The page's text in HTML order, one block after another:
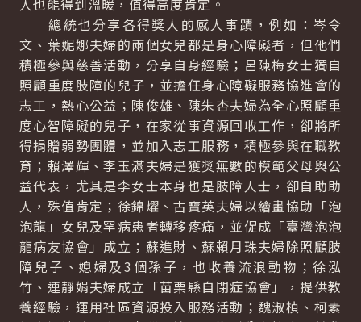
人也能得到溫暖，值得高度肯定。
總統也分享各得獎人的感人事蹟，例如：岑令
文、葉妮娜夫婦的兩個女兒都是身心障礙者，但他們
積極參與慈善活動，分享自身經驗；呂陳梅女士獨自
照顧重度肢障的兒子，並擔任身心障礙服務協進會的
志工，熱心公益；陳俊雄、陳朱杏夫婦為全心照顧重
度心智障礙的兒子，在家從事資源回收工作，卻將所
得捐贈弱勢團體，並加入志工服務，積極參與在職教
育；賴澤輝、李玉滿夫婦是獲獎無數的模範父母與公
益代表，尤其是李女士本身也是肢障人士，卻自助助
人，殊值肯定；徐錦燿、古寶英夫婦以繪畫協助「泡
泡龍」女兒及罕病患者轉移疼痛，並促成「臺灣泡泡
龍病友協會」成立；蘇進財、蘇賴月珠夫婦除照顧肢
障兒子、媳婦及3個孫子，也收養流浪動物；徐泓
竹、連靜娟夫婦成立「苗栗縣自閉症協會」，提供教
養經驗，運用社區資源投入服務活動；魏淑楨、柯素